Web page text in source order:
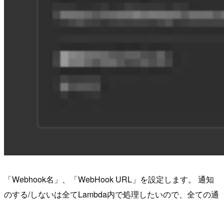
「Webhook名」、「WebHook URL」を設定します。 通知
のする/しないは全てLambda内で処理したいので、全ての通